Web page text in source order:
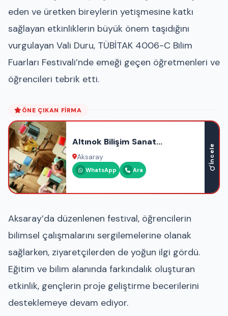
eden ve üretken bireylerin yetişmesine katkı
sağlayan etkinliklerin büyük önem taşıdığını
vurgulayan Vali Duru, TÜBİTAK 4006-C Bilim
Fuarları Festivali’nde emeği geçen öğretmenleri ve
öğrencileri tebrik etti.
ÖNE ÇIKAN FIRMA
Altınok Bilişim Sanat
Akademisi
Aksaray
WhatsApp Ara
İncele
Aksaray’da düzenlenen festival, öğrencilerin
bilimsel çalışmalarını sergilemelerine olanak
sağlarken, ziyaretçilerden de yoğun ilgi gördü.
Eğitim ve bilim alanında farkındalık oluşturan
etkinlik, gençlerin proje geliştirme becerilerini
desteklemeye devam ediyor.